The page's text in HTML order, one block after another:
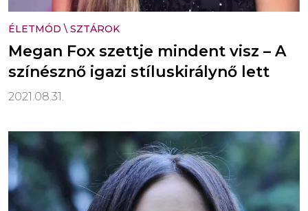
ÉLETMÓD \ SZTÁROK
Megan Fox szettje mindent visz – A
színésznő igazi stíluskirálynő lett
2021.08.31.